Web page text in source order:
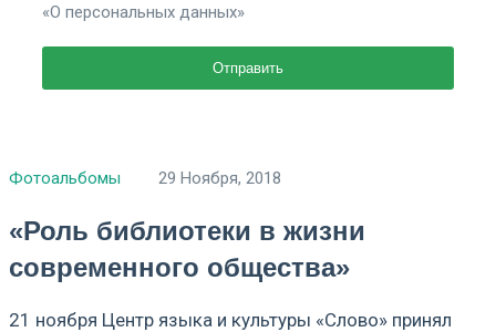
«О персональных данных»
Фотоальбомы 29 Ноября, 2018
«Роль библиотеки в жизни
современного общества»
21 ноября Центр языка и культуры «Слово» принял